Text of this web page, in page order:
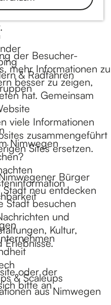
& Radfahren
Nimwegen
& Scaleups
aus Nimwegen
Website
der Besucher-
mehr Informationen zu
besser zu zeigen,
hat. Gemeinsam
viele Informationen
zusammengeführt
Sites ersetzen.
Bürger
neu entdecken
Stadt besuchen
und
Kultur,
Erlebnisse.
oder der
bitte an